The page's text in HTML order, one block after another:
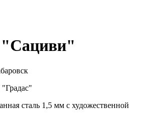
"Сациви"
сталь 1,5 мм с художественной